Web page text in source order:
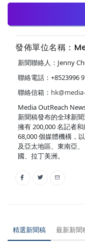
發佈單位名稱：
新聞聯絡人：Jenny
聯絡電話：+8523996
聯絡信箱：
Media OutReach
新聞稿發布的全球新
擁有 200,000 名記者
68,000 個媒體機構，
及亞太地區、東南亞
國、拉丁美洲。
精選新聞稿 最新新聞